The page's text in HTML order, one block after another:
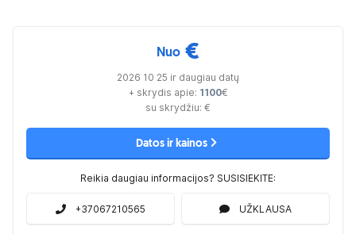
Nuo €
2026 10 25 ir daugiau datų
+ skrydis apie: 1100€
su skrydžiu: €
Datos ir kainos
Reikia daugiau informacijos? SUSISIEKITE:
+37067210565 UŽKLAUSA